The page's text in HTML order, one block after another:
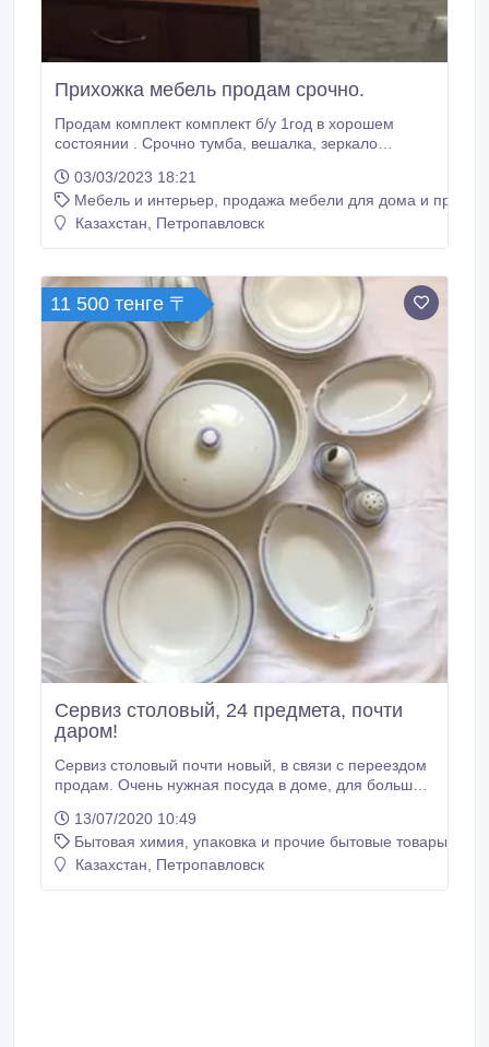
Прихожка мебель продам срочно.
Продам комплект комплект б/у 1год в хорошем
состоянии . Срочно тумба, вешалка, зеркало
03/03/2023 18:21
Мебель и интерьер, продажа мебели для дома и
Казахстан, Петропавловск
11 500 тенге 〒
Сервиз столовый, 24 предмета, почти
даром!
Сервиз столовый почти новый, в связи с переездом
продам. Очень нужная посуда в доме, для большой
что за символические деньги о покупке не
пожалеете! Супница, салатницы 2 овальные, 1
круглая, солонки соль-перец, тарелки суповые
13/07/2020 10:49
Бытовая химия, упаковка и прочие бытовые товары
Казахстан, Петропавловск